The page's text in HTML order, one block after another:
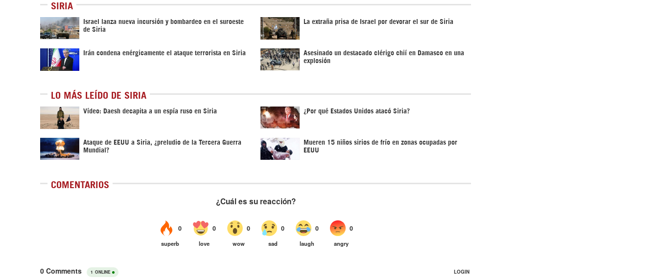
SIRIA
Israel lanza nueva incursión y bombardeo en el suroeste
de Siria
La extraña prisa de Israel por devorar el sur de Siria
Irán condena enérgicamente el ataque terrorista en Siria Asesinado un destacado clérigo chií en Damasco en una
explosión
LO MÁS LEÍDO DE SIRIA
Vídeo: Daesh decapita a un espía ruso en Siria ¿Por qué Estados Unidos atacó Siria?
Ataque de EEUU a Siria, ¿preludio de la Tercera Guerra
Mundial?
Mueren 15 niños sirios de frío en zonas ocupadas por
EEUU
COMENTARIOS